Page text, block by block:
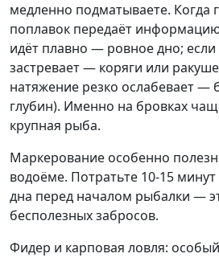
медленно подматываете. Когда
поплавок передаёт
идёт плавно — ровное дно; если
застревает — коряги или
натяжение резко ослабевает —
глубин). Именно на бровках
крупная рыба.
Маркерование особенно
водоёме. Потратьте 10-15
дна перед началом рыбалки —
бесполезных забросов.
Фидер и карповая ловля: